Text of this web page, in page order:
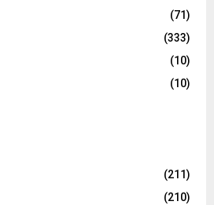
(71)
(333)
(10)
(10)
(211)
(210)